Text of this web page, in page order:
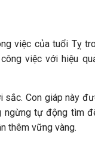
việc của tuổi Tỵ
việc với hiệu
sắc. Con giáp này
ngừng tự động tìm
thêm vững vàng.